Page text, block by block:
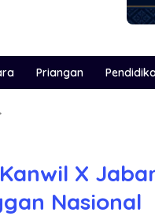
Priangan
X
Nasional